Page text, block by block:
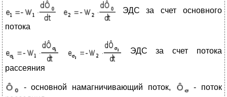
ЭДС за счет основного
потока
ЭДС за счет потока
рассеяния
- основной намагничивающий поток,
- поток